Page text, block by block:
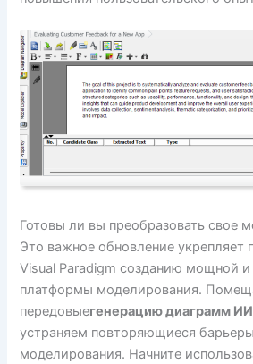
Готовы ли вы преобразовать свое
Это важное обновление укрепляет
Visual Paradigm созданию мощной
платформы моделирования.
передовыегенерацию диаграмм ИИ
устраняем повторяющиеся
моделирования. Начните